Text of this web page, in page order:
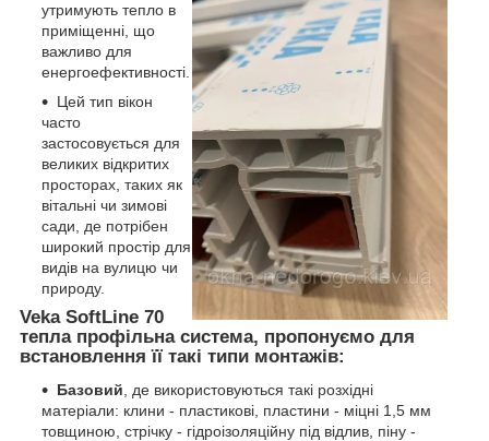
утримують тепло в
приміщенні, що
важливо для
енергоефективності.
Цей тип вікон
часто
застосовується для
великих відкритих
просторах, таких як
вітальні чи зимові
сади, де потрібен
широкий простір для
видів на вулицю чи
природу.
Veka SoftLine 70
тепла профільна система, пропонуємо для
встановлення її такі типи монтажів:
Базовий , де використовуються такі розхідні
матеріали: клини - пластикові, пластини - міцні 1,5 мм
товщиною, стрічку - гідроізоляційну під відлив, піну -